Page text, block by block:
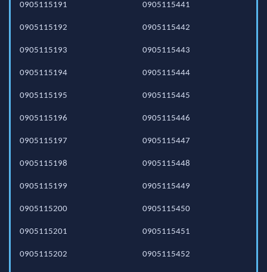
0905115191
0905115192
0905115193
0905115194
0905115195
0905115196
0905115197
0905115198
0905115199
0905115200
0905115201
0905115202
0905115441
0905115442
0905115443
0905115444
0905115445
0905115446
0905115447
0905115448
0905115449
0905115450
0905115451
0905115452